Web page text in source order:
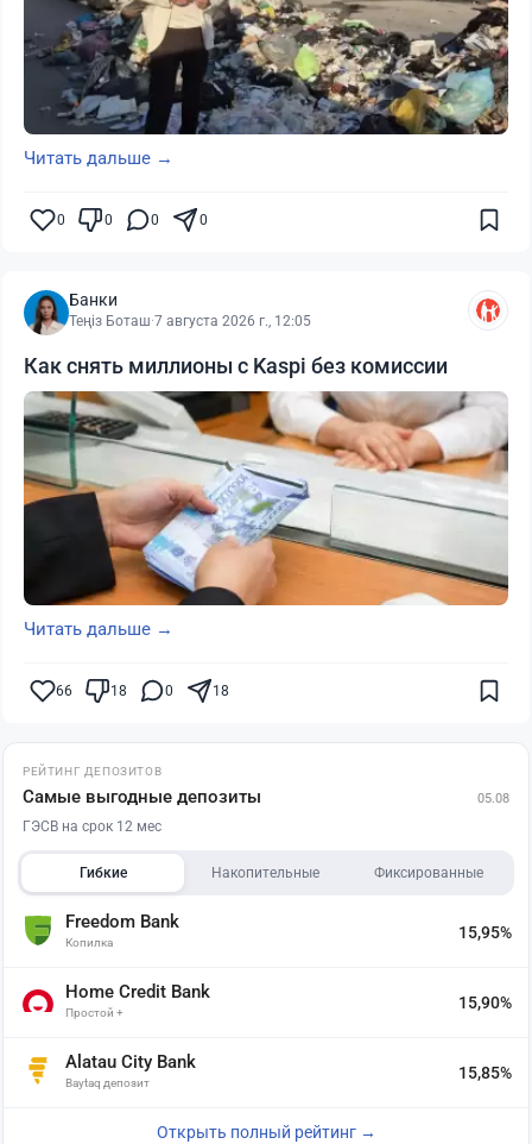
Читать дальше →
0 0 0 0
Банки
Теңіз Боташ·7 августа 2026 г., 12:05
Как снять миллионы с Kaspi без комиссии
Читать дальше →
66 18 0 18
РЕЙТИНГ ДЕПОЗИТОВ
Самые выгодные депозиты 05.08
ГЭСВ на срок 12 мес
Гибкие Накопительные Фиксированные
Freedom Bank
Копилка
15,95%
Home Credit Bank
Простой +
15,90%
Alatau City Bank
Baytaq депозит
15,85%
Открыть полный рейтинг →